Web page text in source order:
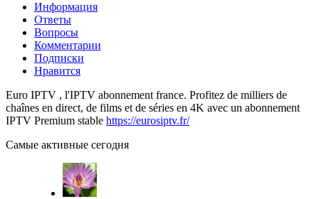
Информация
Ответы
Вопросы
Комментарии
Подписки
Нравится
Euro IPTV , l'IPTV abonnement france​. Profitez de milliers de
chaînes en direct, de films et de séries en 4K avec un abonnement
IPTV Premium stable https://eurosiptv.fr/
Самые активные сегодня